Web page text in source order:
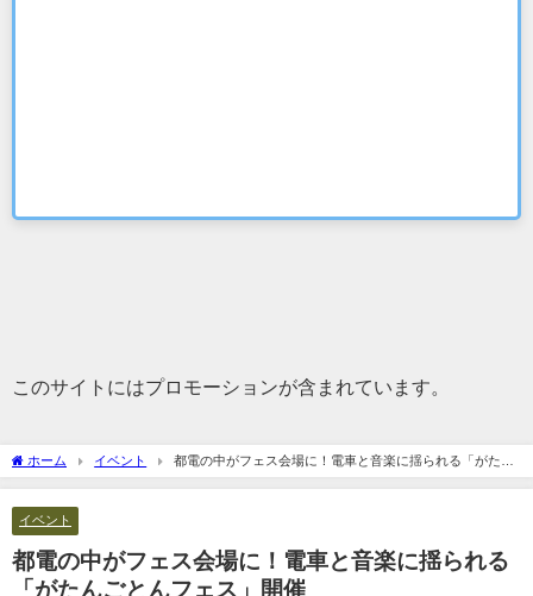
このサイトにはプロモーションが含まれています。
ホーム イベント
都電の中がフェス会場に！電車と音楽に揺られる「がたん
ごとんフェス」開催
イベント
都電の中がフェス会場に！電車と音楽に揺られる
「がたんごとんフェス」開催